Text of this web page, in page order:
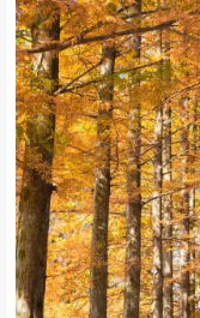
这里
记
无
还
每一